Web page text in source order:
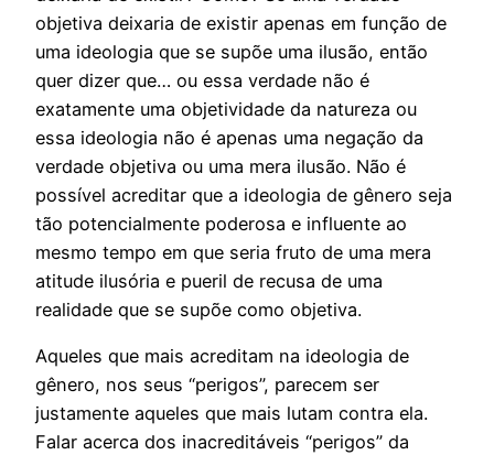
objetiva deixaria de existir apenas em função de
uma ideologia que se supõe uma ilusão, então
quer dizer que… ou essa verdade não é
exatamente uma objetividade da natureza ou
essa ideologia não é apenas uma negação da
verdade objetiva ou uma mera ilusão. Não é
possível acreditar que a ideologia de gênero seja
tão potencialmente poderosa e influente ao
mesmo tempo em que seria fruto de uma mera
atitude ilusória e pueril de recusa de uma
realidade que se supõe como objetiva.
Aqueles que mais acreditam na ideologia de
gênero, nos seus “perigos”, parecem ser
justamente aqueles que mais lutam contra ela.
Falar acerca dos inacreditáveis “perigos” da